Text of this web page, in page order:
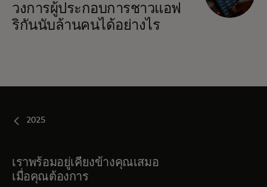
วงการผู้ประกอบการชาวแอฟ
ริกันนับล้านคนได้อย่างไร
2025
เราพร้อมอยู่เคียงข้างคุณเสมอ
เมื่อคุณต้องการ